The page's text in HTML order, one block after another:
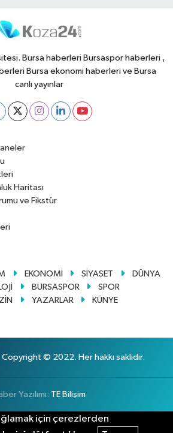
Bursa haberleri Bursaspor haberleri ,
Bursa ekonomi haberleri ve Bursa
canlı yayınlar
Haritası
ve Fikstür
EKONOMİ SİYASET
DÜNYA
BURSASPOR
SPOR
YAZARLAR KÜNYE
Copyright © 2022. Her hakkı saklıdır.
Yazılımı: TE Bilişim
için çerezlerden